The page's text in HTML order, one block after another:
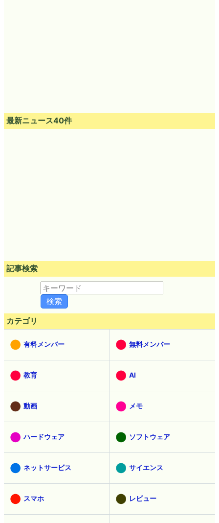
最新ニュース40件
記事検索
カテゴリ
有料メンバー 無料メンバー
教育 AI
動画 メモ
ハードウェア ソフトウェア
ネットサービス サイエンス
スマホ レビュー